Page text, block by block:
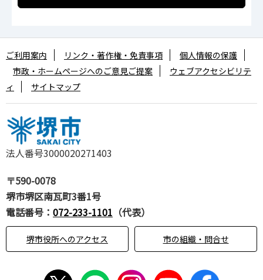
法人番号3000020271403
〒590-0078
堺市堺区南瓦町3番1号
電話番号： 072-233-1101 （代表）
堺市役所へのアクセス 市の組織・問合せ
ご利用案内 リンク・著作権・免責事項
個人情報の保護
市政・ホームページへのご意見ご提案
ウェブアクセシビリテ
ィ
サイトマップ